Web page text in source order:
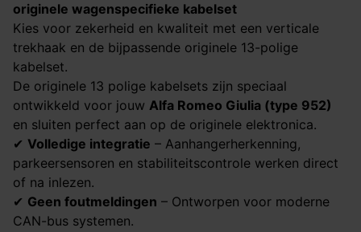
originele wagenspecifieke kabelset
Kies voor zekerheid en kwaliteit met een verticale
trekhaak en de bijpassende originele 13-polige
kabelset.
De originele 13 polige kabelsets zijn speciaal
ontwikkeld voor jouw Alfa Romeo Giulia (type 952)
en sluiten perfect aan op de originele elektronica.
✔ Volledige integratie – Aanhangerherkenning,
parkeersensoren en stabiliteitscontrole werken direct
of na inlezen.
✔ Geen foutmeldingen – Ontworpen voor moderne
CAN-bus systemen.